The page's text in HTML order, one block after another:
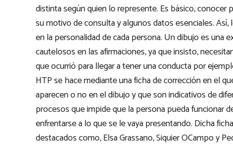
distinta según quien lo represente. Es básico, conocer
su motivo de consulta y algunos datos esenciales.
en la personalidad de cada persona. Un dibujo es una
cautelosos en las afirmaciones, ya que insisto,
que ocurrió para llegar a tener una conducta por
HTP se hace mediante una ficha de corrección en el
aparecen o no en el dibujo y que son indicativos de
procesos que impide que la persona pueda funcionar
enfrentarse a lo que se le vaya presentando. Dicha
destacados como, Elsa Grassano, Siquier OCampo y